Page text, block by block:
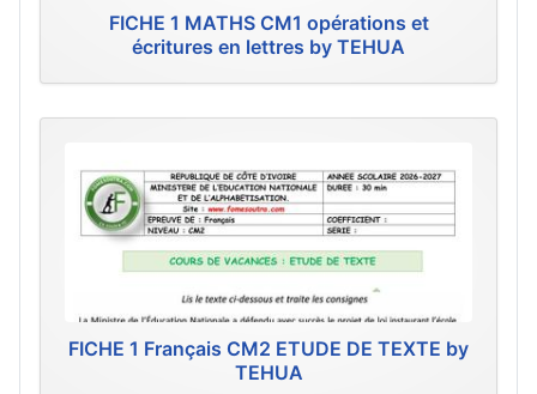
FICHE 1 MATHS CM1 opérations et
écritures en lettres by TEHUA
FICHE 1 Français CM2 ETUDE DE TEXTE by
TEHUA